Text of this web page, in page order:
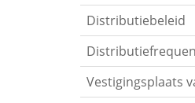
Distributiebeleid
Vestigingsplaats